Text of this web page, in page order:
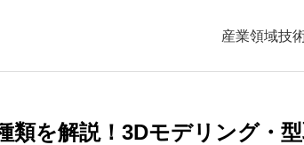
産業領域技
類を解説！3Dモデリング・